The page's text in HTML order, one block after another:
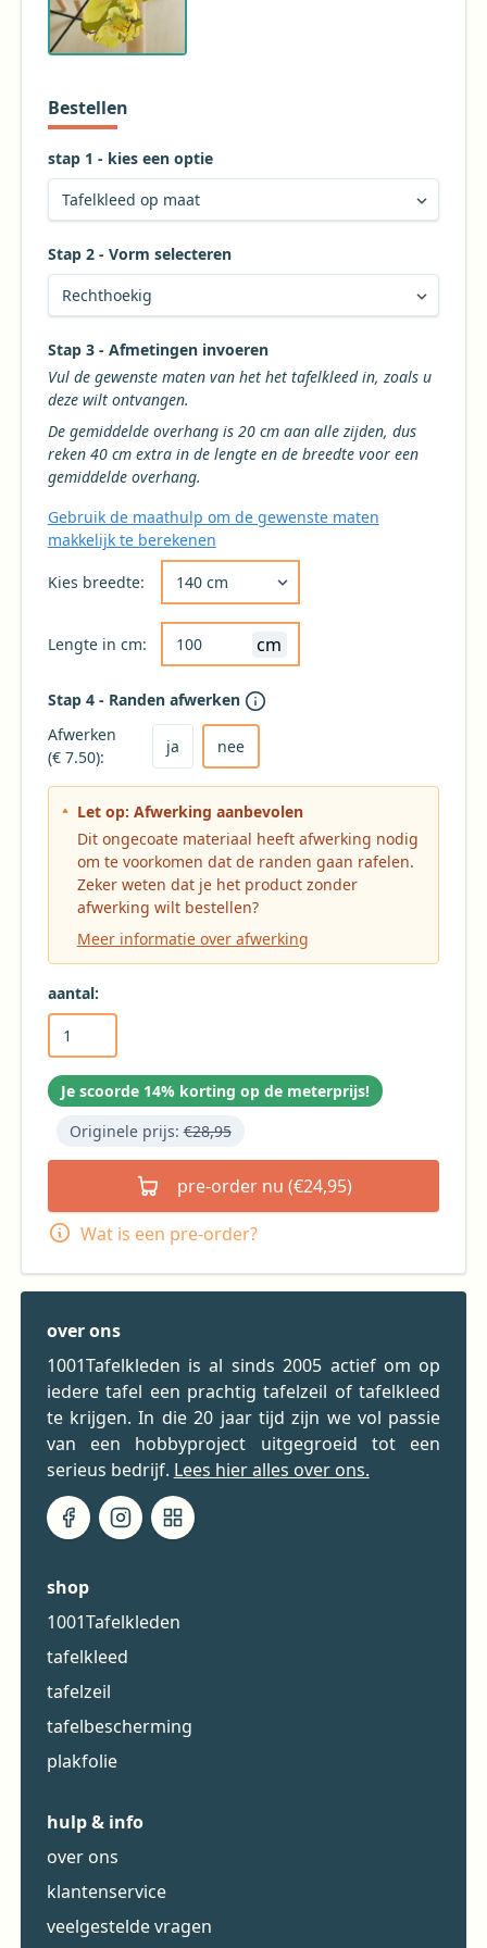
Bestellen
stap 1 - kies een optie
Stap 2 - Vorm selecteren
Kies de gewenste vorm voor uw tafelkleed
Stap 3 - Afmetingen invoeren
Vul de gewenste maten van het het tafelkleed in, zoals u
deze wilt ontvangen.
De gemiddelde overhang is 20 cm aan alle zijden, dus
reken 40 cm extra in de lengte en de breedte voor een
gemiddelde overhang.
Gebruik de maathulp om de gewenste maten
makkelijk te berekenen
Kies breedte:
Lengte in cm: cm
Stap 4 - Randen afwerken
Afwerken
(€ 7.50):
ja
Kies ja om het tafelkleed af te laten werken
nee
Kies nee voor geen afwerking (niet
Let op: Afwerking aanbevolen
Dit ongecoate materiaal heeft afwerking nodig
om te voorkomen dat de randen gaan rafelen.
Zeker weten dat je het product zonder
afwerking wilt bestellen?
Meer informatie over afwerking
aantal:
Je scoorde 14% korting op de meterprijs!
Originele prijs:€28,95
pre-order nu (€24,95)
Wat is een pre-order?
over ons
1001Tafelkleden is al sinds 2005 actief om op
iedere tafel een prachtig tafelzeil of tafelkleed
te krijgen. In die 20 jaar tijd zijn we vol passie
van een hobbyproject uitgegroeid tot een
serieus bedrijf. Lees hier alles over ons.
shop
1001Tafelkleden
tafelkleed
tafelzeil
tafelbescherming
plakfolie
hulp & info
over ons
klantenservice
veelgestelde vragen